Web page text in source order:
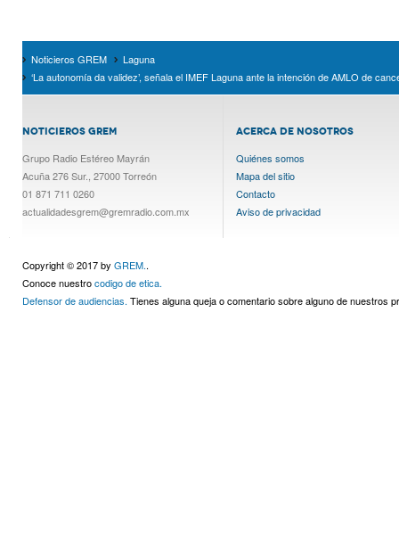
Noticieros GREM
Laguna
‘La autonomía da validez’, señala el IMEF Laguna ante la intención de AMLO de
NOTICIEROS GREM
Grupo Radio Estéreo Mayrán
Acuña 276 Sur., 27000 Torreón
01 871 711 0260
actualidadesgrem@gremradio.com.mx
ACERCA DE NOSOTROS
Quiénes somos
Mapa del sitio
Contacto
Aviso de privacidad
Copyright © 2017 by GREM..
Conoce nuestrocodigo de etica.
Defensor de audiencias. Tienes alguna queja o comentario sobre alguno de nuestros